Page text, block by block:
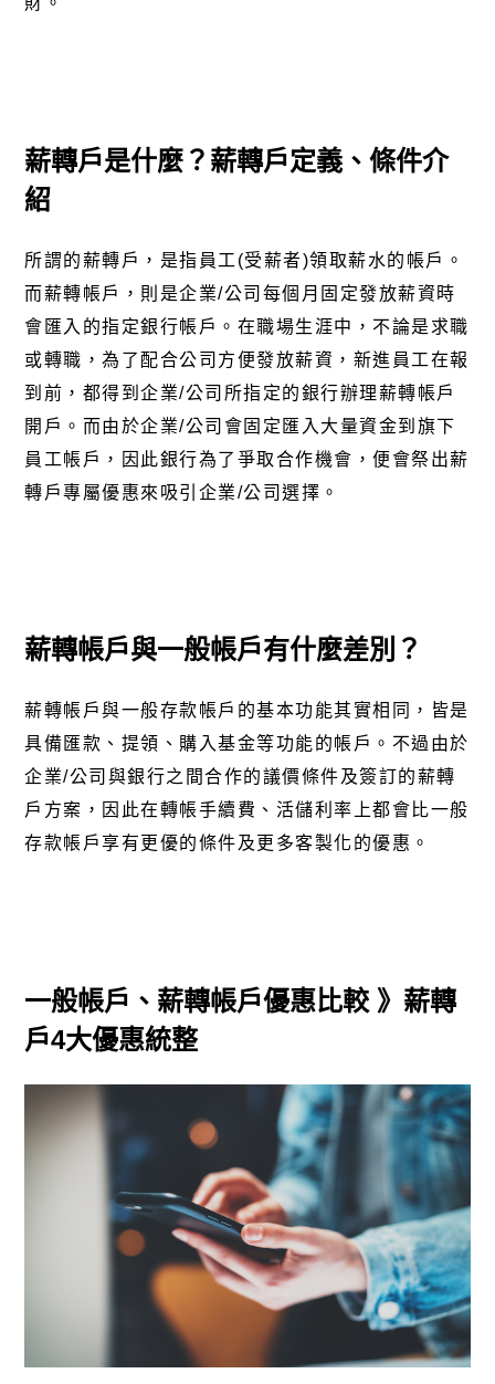
薪轉戶是什麼？薪轉戶定義、條件介
紹
所謂的薪轉戶，是指員工 (受薪者)領取薪水的帳戶。
而薪轉帳戶，則是企業/公司每個月固定發放薪資時
會匯入的指定銀行帳戶。在職場生涯中，不論是求職
或轉職，為了配合公司方便發放薪資，新進員工在報
到前，都得到企業/公司所指定的銀行辦理薪轉帳戶
開戶。而由於企業/公司會固定匯入大量資金到旗下
員工帳戶，因此銀行為了爭取合作機會，便會祭出薪
轉戶專屬優惠來吸引企業/公司選擇。
薪轉帳戶與一般帳戶有什麼差別？
薪轉帳戶與一般存款帳戶的基本功能其實相同，皆是
具備匯款、提領、購入基金等功能的帳戶。不過由於
企業/公司與銀行之間合作的議價條件及簽訂的薪轉
戶方案，因此在轉帳手續費、活儲利率上都會比一般
存款帳戶享有更優的條件及更多客製化的優惠。
一般帳戶、薪轉帳戶優惠比較 》薪轉
戶4大優惠統整